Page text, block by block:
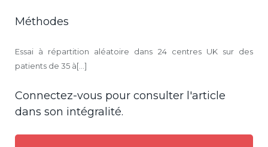
Méthodes
Essai à répartition aléatoire dans 24 centres UK sur des
patients de 35 à[...]
Connectez-vous pour consulter l'article
dans son intégralité.